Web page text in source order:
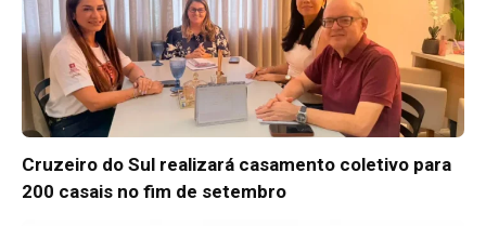
Cruzeiro do Sul realizará casamento coletivo para
200 casais no fim de setembro